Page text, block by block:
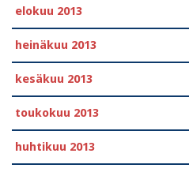
elokuu 2013
heinäkuu 2013
kesäkuu 2013
toukokuu 2013
huhtikuu 2013